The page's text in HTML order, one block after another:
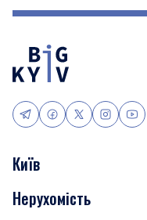
Київ
Події
Нерухомість